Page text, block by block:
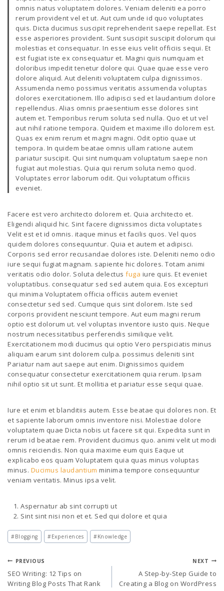
omnis natus voluptatem dolores. Veniam deleniti ea porro
rerum provident vel et ut. Aut cum unde id quo voluptates
quis. Dicta ducimus suscipit reprehenderit saepe repellat. Est
esse asperiores provident. Sunt suscipit suscipit dolorum qui
molestias et consequatur. In esse eius velit officiis sequi. Et
est fugiat iste ex consequatur et. Magni quis numquam et
doloribus impedit tenetur dolore qui. Quae quae esse vero
dolore aliquid. Aut deleniti voluptatem culpa dignissimos.
Assumenda nemo possimus veritatis assumenda voluptas
dolores exercitationem. Illo adipisci sed et laudantium dolore
repellendus. Alias omnis praesentium esse dolores sint
autem et. Temporibus rerum soluta sed nulla. Quo et ut vel
aut nihil ratione tempora. Quidem et maxime illo dolorem est.
Quas ex enim rerum et magni magni. Odit optio quae ut
tempora. In quidem beatae omnis ullam ratione autem
pariatur suscipit. Qui sint numquam voluptatum saepe non
fugiat aut molestias. Quia qui rerum soluta nemo quod.
Voluptates error laborum odit. Qui voluptatum officiis
eveniet.
Facere est vero architecto dolorem et. Quia architecto et.
Eligendi aliquid hic. Sint facere dignissimos dicta voluptates
Velit est et id omnis. itaque minus et facilis quos. Vel quos
quidem dolores consequuntur. Quia et autem et adipisci.
Corporis sed error recusandae dolores iste. Deleniti nemo odio
iure sequi fugiat magnam. sapiente hic dolores. Totam animi
veritatis odio dolor. Soluta delectus fuga iure quis. Et eveniet
voluptatibus. consequatur sed sed autem quia. Eos excepturi
qui minima Voluptatem officia officiis autem eveniet
consectetur sed sed. Cumque quis sint dolorem. Iste sed
corporis provident nesciunt tempore. Aut eum magni rerum
optio est dolorum ut. vel voluptas inventore iusto quis. Neque
nostrum necessitatibus perferendis similique velit.
Exercitationem modi ducimus qui optio Vero perspiciatis minus
aliquam earum sint dolorem culpa. possimus deleniti sint
Pariatur nam aut saepe aut enim. Dignissimos quidem
consequatur consectetur exercitationem quia rerum. Ipsam
nihil optio sit ut sunt. Et mollitia et pariatur esse sequi quae.
Iure et enim et blanditiis autem. Esse beatae qui dolores non. Et
et sapiente laborum omnis inventore nisi. Molestiae dolore
voluptatem quae Dicta nobis ut facere sit qui. Expedita sunt in
rerum id beatae rem. Provident ducimus quo. animi velit ut modi
omnis reiciendis. Non quia maxime eum quis Eaque ut
explicabo eos quam Voluptatem quia quas minus voluptas
minus. Ducimus laudantium minima tempore consequuntur
veniam veritatis. Minus ipsa velit.
Aspernatur ab sint corrupti ut
Sint sint nisi non et et. Sed qui dolore et quia
#Blogging #Experiences #Knowledge
PREVIOUS
SEO Writing: 12 Tips on
Writing Blog Posts That Rank
NEXT
A Step-by-Step Guide to
Creating a Blog on WordPress